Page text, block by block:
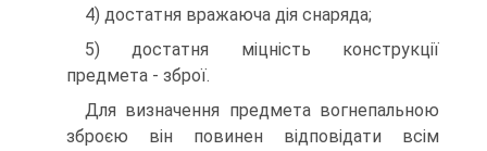
4) достатня вражаюча дія снаряда;
5) достатня міцність конструкції
предмета - зброї.
Для визначення предмета вогнепальною
зброєю він повинен відповідати всім